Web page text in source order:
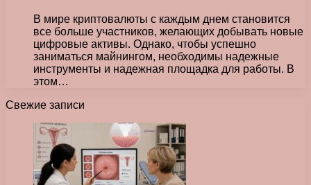
В мире криптовалюты с каждым днем становится
все больше участников, желающих добывать новые
цифровые активы. Однако, чтобы успешно
заниматься майнингом, необходимы надежные
инструменты и надежная площадка для работы. В
этом…
Свежие записи